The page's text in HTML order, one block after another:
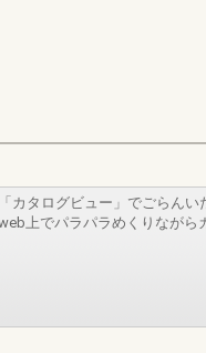
カタログビュー」でごらんい
上でパラパラめくりながら